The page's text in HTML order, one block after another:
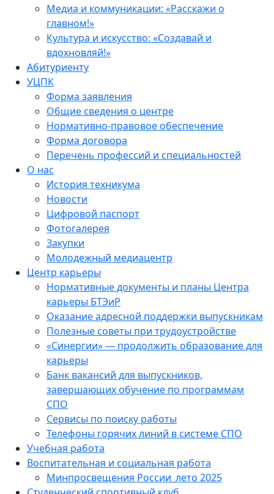
Медиа и коммуникации: «Расскажи о
главном!»
Культура и искусство: «Создавай и
вдохновляй!»
Абитуриенту
УЦПК
Форма заявления
Общие сведения о центре
Нормативно-правовое обеспечение
Форма договора
Перечень профессий и специальностей
О нас
История техникума
Новости
Цифровой паспорт
Фотогалерея
Закупки
Молодежный медиацентр
Центр карьеры
Нормативные документы и планы Центра
карьеры БТЭиР
Оказание адресной поддержки выпускникам
Полезные советы при трудоустройстве
«Синергии» — продолжить образование для
карьеры
Банк вакансий для выпускников,
завершающих обучение по программам
СПО
Сервисы по поиску работы
Телефоны горячих линий в системе СПО
Учебная работа
Воспитательная и социальная работа
Минпросвещения России_лето 2025